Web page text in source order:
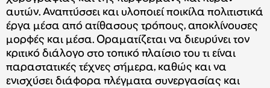
αυτών. Αναπτύσσει και υλοποιεί ποικίλα πολιτιστικά
έργα μέσα από ατίθασους τρόπους, αποκλίνουσες
μορφές και μέσα. Οραματίζεται να διευρύνει τον
κριτικό διάλογο στο τοπικό πλαίσιο του τι είναι
παραστατικές τέχνες σήμερα, καθώς και να
ενισχύσει διάφορα πλέγματα συνεργασίας και